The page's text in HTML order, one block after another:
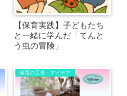
【保育実践】子どもたち
と一緒に学んだ「てんと
う虫の冒険」
保育の工夫・アイデア